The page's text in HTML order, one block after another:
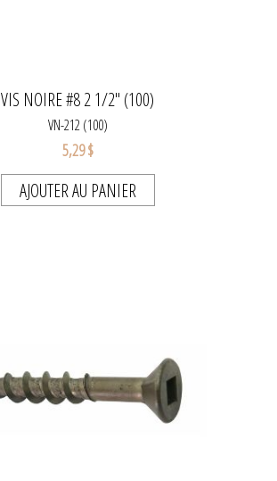
VIS NOIRE #8 2 1/2" (100)
VN-212 (100)
5,29 $
AJOUTER AU PANIER